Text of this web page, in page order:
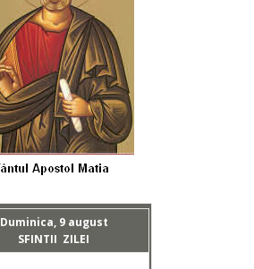
Duminica, 9 august
SFINTII ZILEI